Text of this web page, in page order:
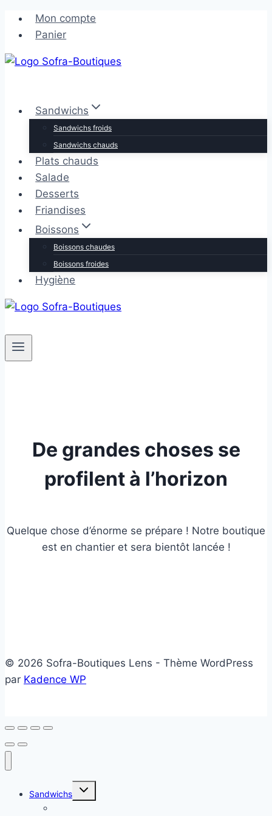
Aller
contenu
Aller
contenu
Mon compte
Panier
Sandwichs
Sandwichs froids
Sandwichs chauds
Plats chauds
Salade
Desserts
Friandises
Boissons
Boissons chaudes
Boissons froides
Hygiène
De grandes choses se
profilent à l’horizon
Quelque chose d’énorme se prépare ! Notre boutique
est en chantier et sera bientôt lancée !
© 2026 Sofra-Boutiques Lens - Thème WordPress
par Kadence WP
Sandwichs
Ouvrir/fermer